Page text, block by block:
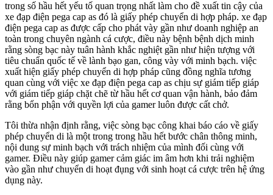
trong số hầu hết yếu tố quan trọng nhất làm cho đề xuất tin cậy của
xe đạp điện pega cap as đó là giấy phép chuyển di hợp pháp. xe đạp
điện pega cap as được cấp cho phát vày gần như doanh nghiệp an
toàn trong chuyên ngành cá cược, điều này bệnh bệnh dịch minh
rằng sòng bạc này tuân hành khắc nghiệt gần như hiện tượng với
tiêu chuẩn quốc tế về lành bạo gan, công vày với minh bạch. việc
xuất hiện giấy phép chuyển di hợp pháp cũng đồng nghĩa tương
quan cùng với việc xe đạp điện pega cap as chịu sự giám tiếp giáp
với giám tiếp giáp chặt chẽ từ hầu hết cơ quan vận hành, bảo đảm
rằng bổn phận với quyền lợi của gamer luôn được cất chở.
Tôi thừa nhận định rằng, việc sòng bạc công khai báo cáo về giấy
phép chuyển di là một trong trong hầu hết bước chân thông minh,
nội dung sự minh bạch với trách nhiệm của mình đối cùng với
gamer. Điều này giúp gamer cảm giác im âm hơn khi trải nghiệm
vào gần như chuyển di hoạt đụng với sinh hoạt cá cược trên hệ ứng
dụng này.